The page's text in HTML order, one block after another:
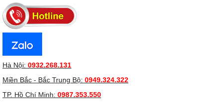
Hà Nội: 0932.268.131
Miền Bắc - Bắc Trung Bộ: 0949.324.322
TP. Hồ Chí Minh: 0987.353.550